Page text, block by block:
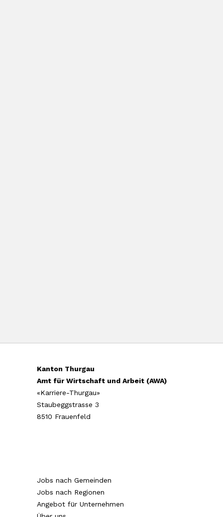
Kanton Thurgau
Amt für Wirtschaft und Arbeit (AWA)
«Karriere-Thurgau»
Staubeggstrasse 3
8510 Frauenfeld
Jobs nach Gemeinden
Jobs nach Regionen
Angebot für Unternehmen